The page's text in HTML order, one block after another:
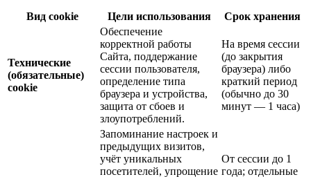
Вид cookie Цели использования Срок хранения
Технические
(обязательные)
cookie
Обеспечение
корректной работы
Сайта, поддержание
сессии пользователя,
определение типа
браузера и устройства,
защита от сбоев и
злоупотреблений.
На время сессии
(до закрытия
браузера) либо
краткий период
(обычно до 30
минут — 1 часа)
Запоминание настроек и
предыдущих визитов,
учёт уникальных
посетителей, упрощение
От сессии до 1
года; отдельные